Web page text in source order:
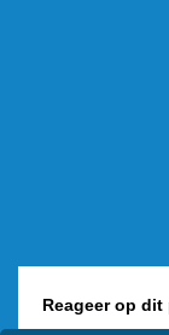
Reageer op dit